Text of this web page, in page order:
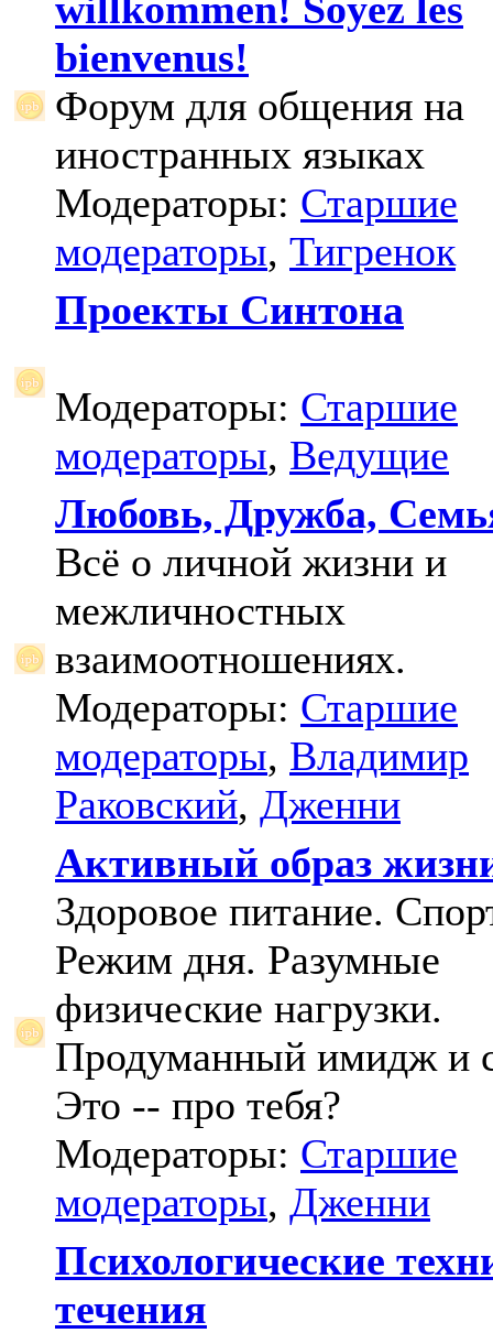
bienvenus!
Форум для общения на
иностранных языках
Модераторы: Старшие
модераторы, Тигренок
Проекты Синтона
Модераторы: Старшие
модераторы, Ведущие
Любовь, Дружба,
Всё о личной жизни и
межличностных
взаимоотношениях.
Модераторы: Старшие
модераторы, Владимир
Раковский, Дженни
Активный образ
Здоровое питание.
Режим дня. Разумные
физические нагрузки.
Продуманный имидж и
Это -- про тебя?
Модераторы: Старшие
модераторы, Дженни
Психологические
течения